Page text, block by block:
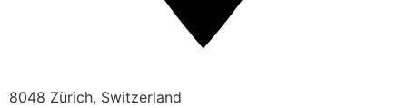
8048 Zürich, Switzerland